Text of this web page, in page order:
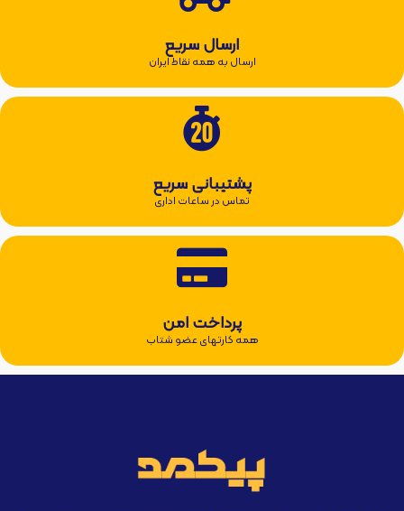
ارسال سریع
ارسال به همه نقاط ایران
پشتیبانی سریع
تماس در ساعات اداری
پرداخت امن
همه کارتهای عضو شتاب